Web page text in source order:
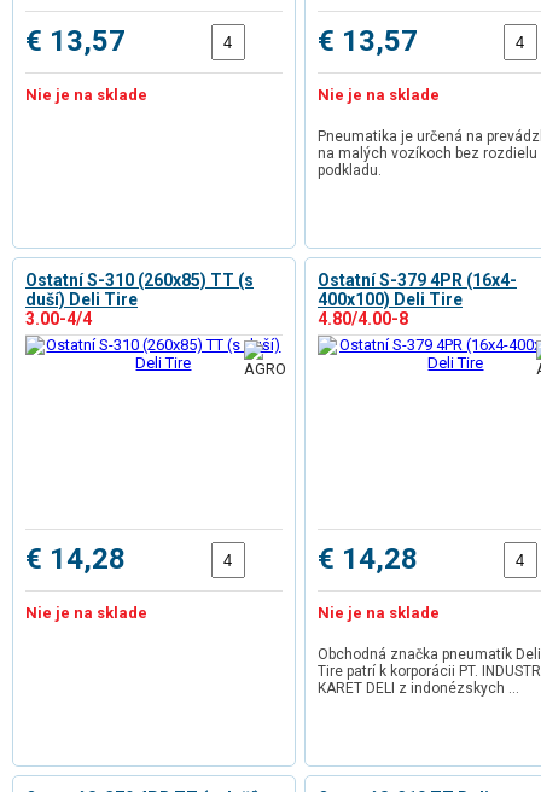
€ 13,57
Nie je na sklade
€ 13,57
Nie je na sklade
Pneumatika je určená na
na malých vozíkoch bez rozdielu
podkladu.
Ostatní S-310 (260x85) TT (s
duší) Deli Tire
3.00-4/4
€ 14,28
Nie je na sklade
Ostatní S-379 4PR (16x4-
400x100) Deli Tire
4.80/4.00-8
€ 14,28
Nie je na sklade
Obchodná značka pneumatík Deli
Tire patrí k korporácii PT.
KARET DELI z indonézskych …